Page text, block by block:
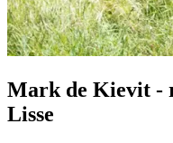
Mark de Kievit -
Lisse